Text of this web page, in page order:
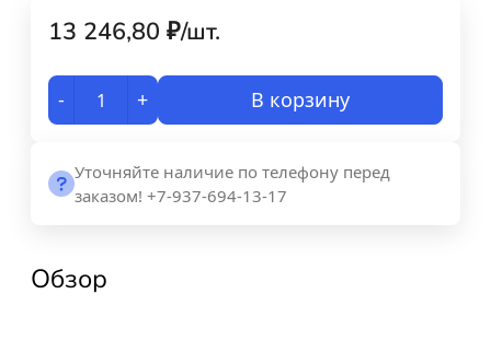
13 246,80 ₽/шт.
- + В корзину
Уточняйте наличие по телефону перед
заказом! +7-937-694-13-17
Обзор